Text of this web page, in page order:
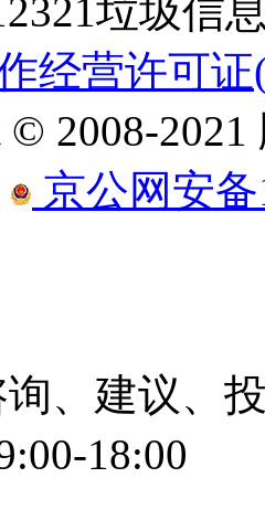
垃圾信
经营许可证
© 2008-
京公网安备
、建议、
18:00